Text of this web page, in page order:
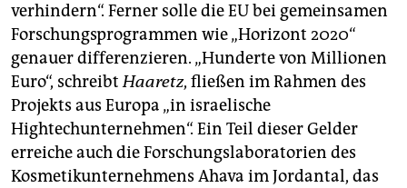
verhindern“. Ferner solle die EU bei gemeinsamen
Forschungsprogrammen wie „Horizont 2020“
genauer differenzieren. „Hunderte von Millionen
Euro“, schreibtHaaretz, fließen im Rahmen des
Projekts aus Europa „in israelische
Hightechunternehmen“. Ein Teil dieser Gelder
erreiche auch die Forschungslaboratorien des
Kosmetikunternehmens Ahava im Jordantal, das